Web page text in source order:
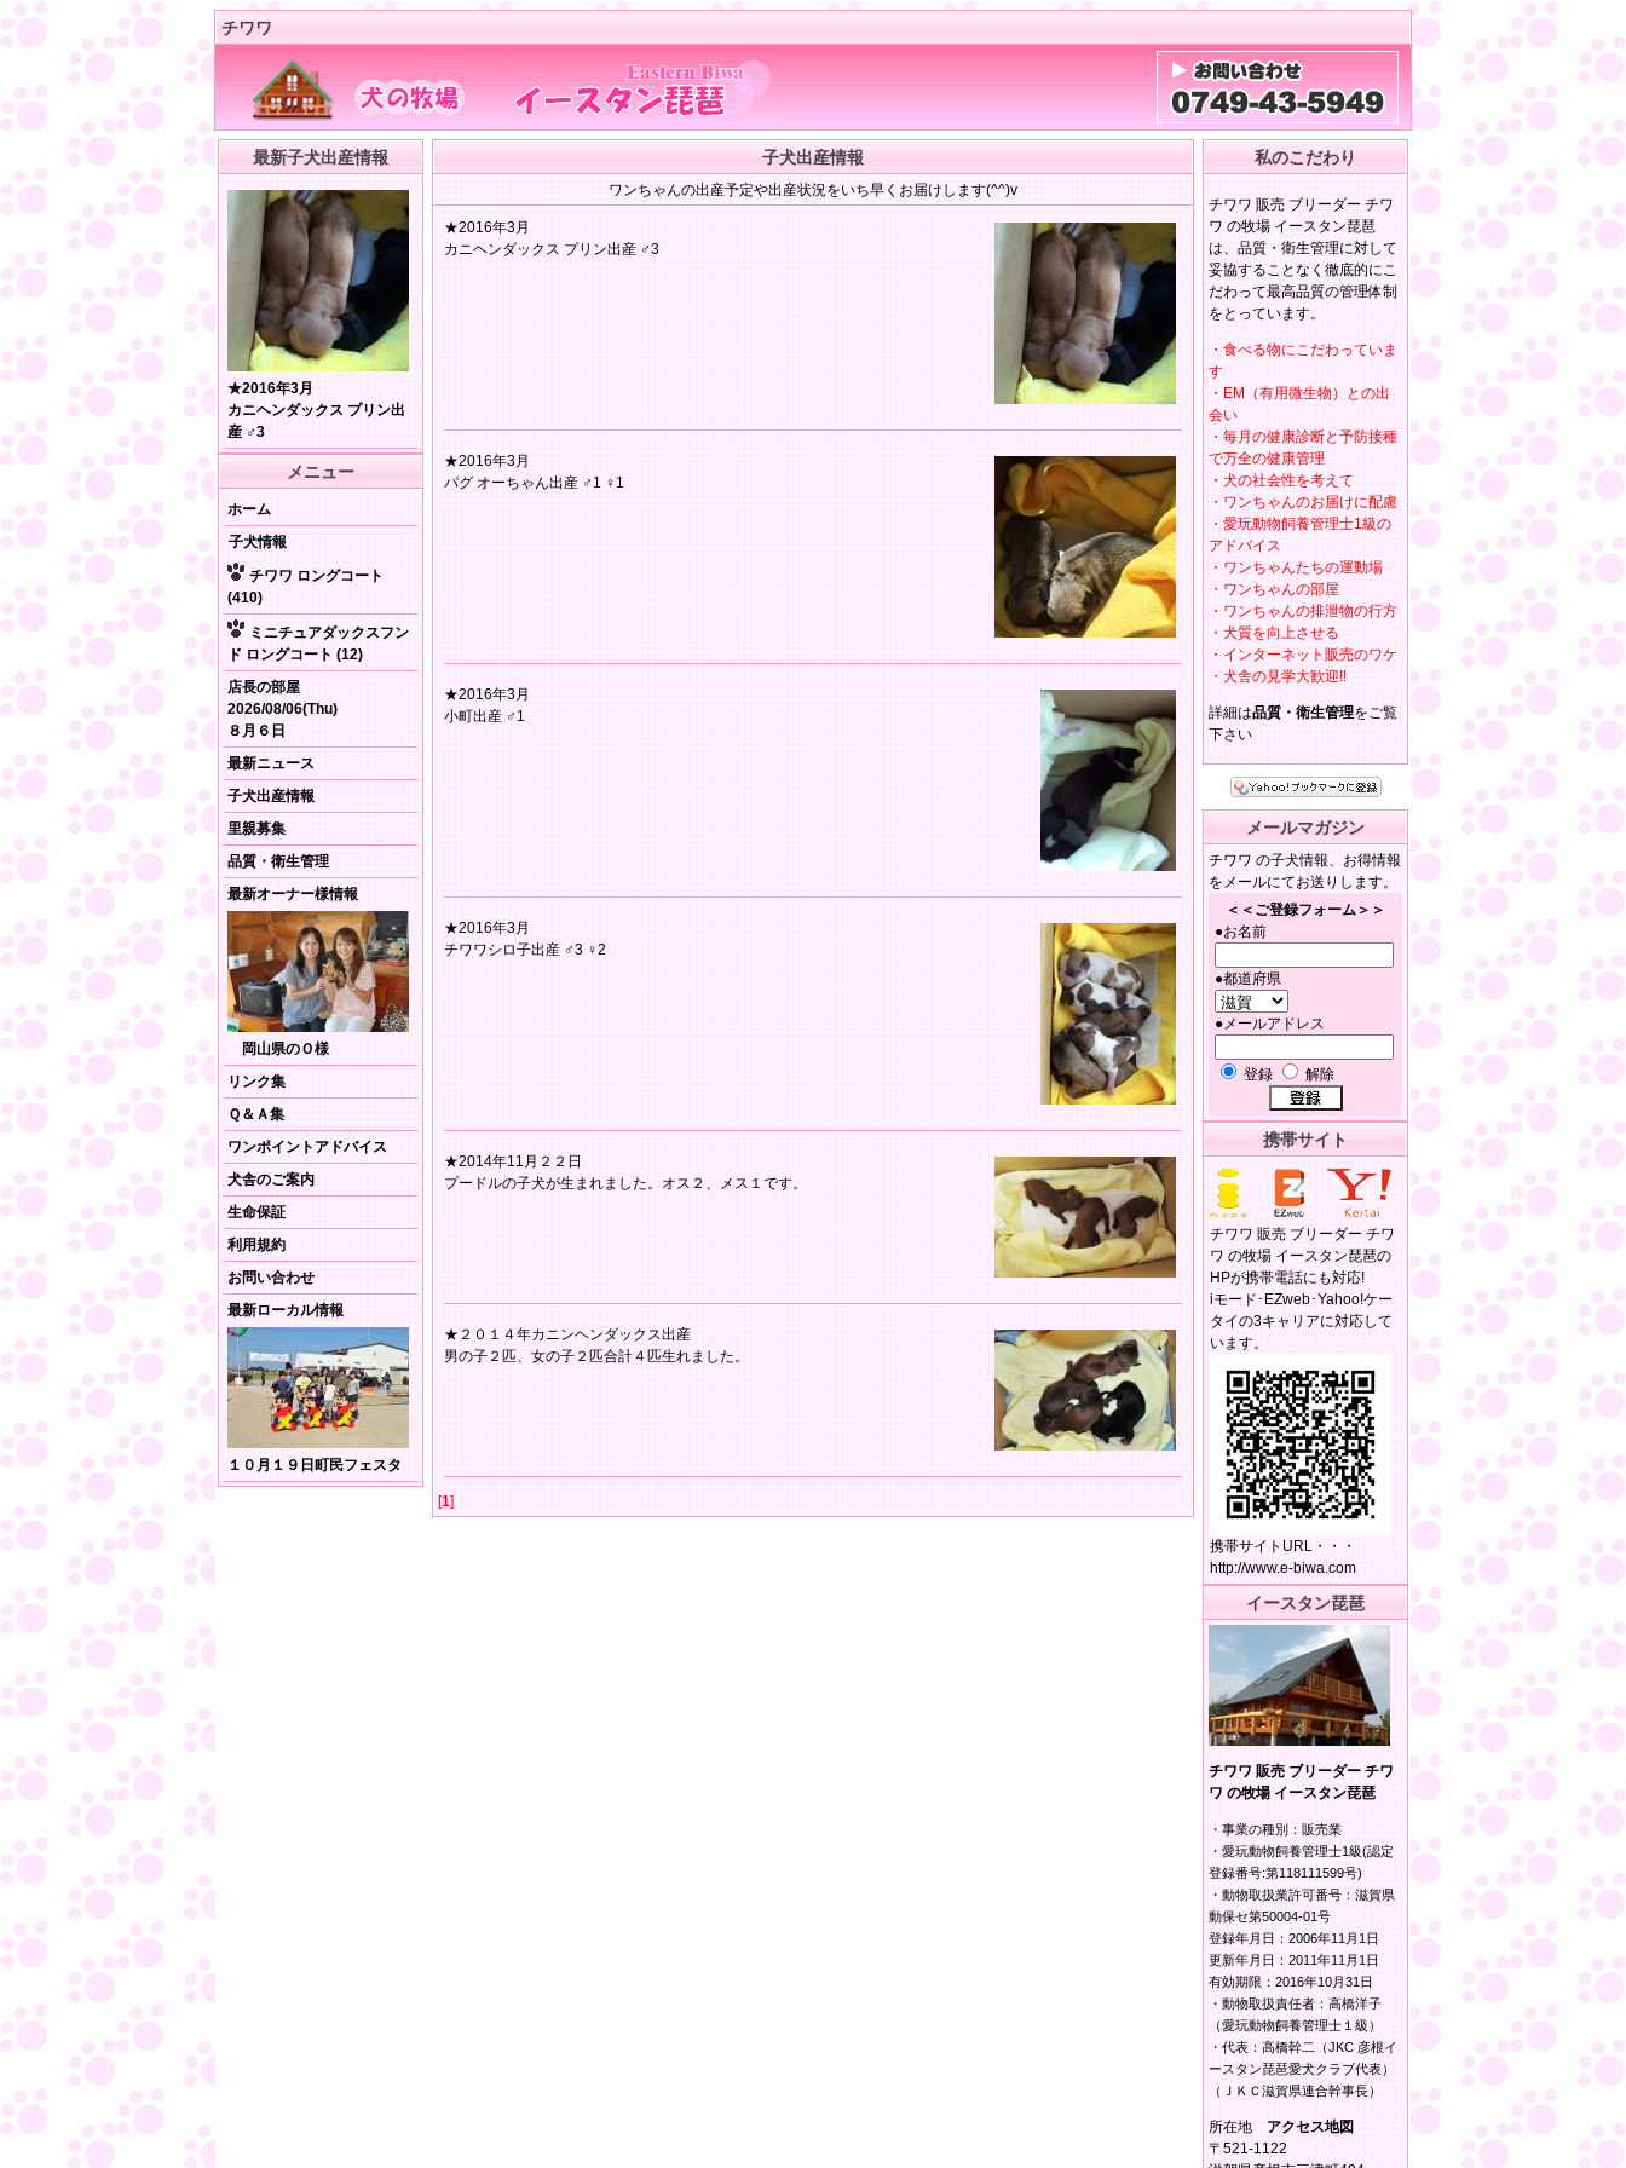
チワワ
最新子犬出産情報
★2016年3月
カニヘンダックス プリン出
産 ♂3
メニュー
ホーム
子犬情報
チワワ ロングコート
(410)
ミニチュアダックスフン
ド ロングコート (12)
店長の部屋
2026/08/06(Thu)
８月６日
最新ニュース
子犬出産情報
里親募集
品質・衛生管理
最新オーナー様情報
岡山県のＯ様
リンク集
Ｑ＆Ａ集
ワンポイントアドバイス
犬舎のご案内
生命保証
利用規約
お問い合わせ
最新ローカル情報
１０月１９日町民フェスタ
子犬出産情報
ワンちゃんの出産予定や出産状況をいち早くお届けします(^^)v
★2016年3月
カニヘンダックス プリン出産 ♂3
★2016年3月
パグ オーちゃん出産 ♂1 ♀1
★2016年3月
小町出産 ♂1
★2016年3月
チワワシロ子出産 ♂3 ♀2
★2014年11月２２日
プードルの子犬が生まれました。オス２、メス１です。
★２０１４年カニンヘンダックス出産
男の子２匹、女の子２匹合計４匹生れました。
[1]
私のこだわり
チワワ 販売 ブリーダー チワ
ワ の牧場 イースタン琵琶
は、品質・衛生管理に対して
妥協することなく徹底的にこ
だわって最高品質の管理体制
をとっています。
・食べる物にこだわっていま
す
・EM（有用微生物）との出
会い
・毎月の健康診断と予防接種
で万全の健康管理
・犬の社会性を考えて
・ワンちゃんのお届けに配慮
・愛玩動物飼養管理士1級の
アドバイス
・ワンちゃんたちの運動場
・ワンちゃんの部屋
・ワンちゃんの排泄物の行方
・犬質を向上させる
・インターネット販売のワケ
・犬舎の見学大歓迎!!
詳細は品質・衛生管理をご覧
下さい
メールマガジン
チワワ の子犬情報、お得情報
をメールにてお送りします。
＜＜ご登録フォーム＞＞
●お名前
●都道府県
●メールアドレス
登録 解除
携帯サイト
チワワ 販売 ブリーダー チワ
ワ の牧場 イースタン琵琶の
HPが携帯電話にも対応!
iモード･EZweb･Yahoo!ケー
タイの3キャリアに対応して
います。
携帯サイトURL・・・
http://www.e-biwa.com
イースタン琵琶
チワワ 販売 ブリーダー チワ
ワ の牧場 イースタン琵琶
・事業の種別：販売業
・愛玩動物飼養管理士1級(認定
登録番号:第118111599号)
・動物取扱業許可番号：滋賀県
動保セ第50004-01号
登録年月日：2006年11月1日
更新年月日：2011年11月1日
有効期限：2016年10月31日
・動物取扱責任者：高橋洋子
（愛玩動物飼養管理士１級）
・代表：高橋幹二（JKC 彦根イ
ースタン琵琶愛犬クラブ代表）
（ＪＫＣ滋賀県連合幹事長）
所在地 アクセス地図
〒521-1122